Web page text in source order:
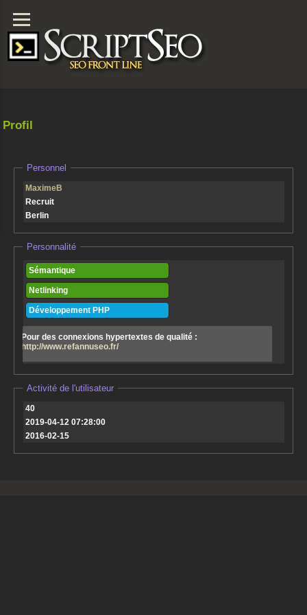
Profil
Personnel
MaximeB
Recruit
Berlin
Personnalité
Sémantique
Netlinking
Développement PHP
Pour des connexions hypertextes de qualité :
http://www.refannuseo.fr/
Activité de l'utilisateur
40
2019-04-12 07:28:00
2016-02-15